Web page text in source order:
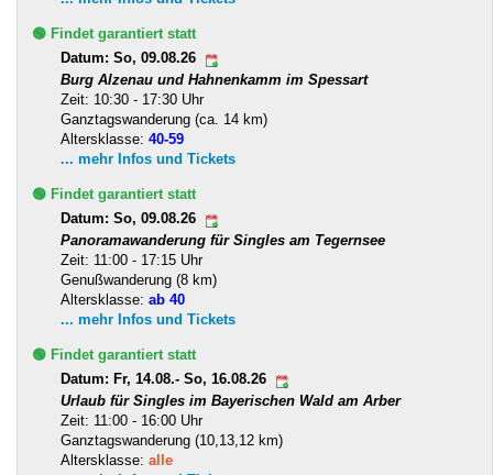
🟢 Findet garantiert statt
Datum: So, 09.08.26
Burg Alzenau und Hahnenkamm im Spessart
Zeit: 10:30 - 17:30 Uhr
Ganztagswanderung (ca. 14 km)
Altersklasse: 40-59
... mehr Infos und Tickets
🟢 Findet garantiert statt
Datum: So, 09.08.26
Panoramawanderung für Singles am Tegernsee
Zeit: 11:00 - 17:15 Uhr
Genußwanderung (8 km)
Altersklasse: ab 40
... mehr Infos und Tickets
🟢 Findet garantiert statt
Datum: Fr, 14.08.- So, 16.08.26
Urlaub für Singles im Bayerischen Wald am Arber
Zeit: 11:00 - 16:00 Uhr
Ganztagswanderung (10,13,12 km)
Altersklasse: alle